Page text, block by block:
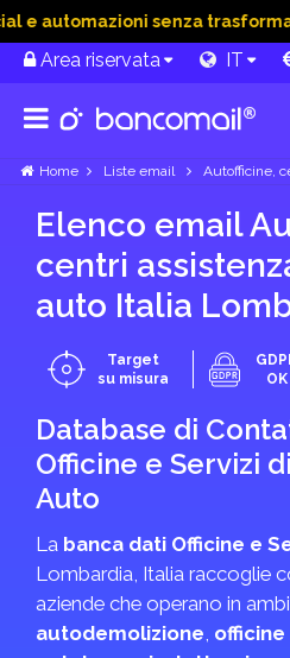
senza trasformare
Area riservata IT
Home Liste email Autofficine,
Elenco email
centri
auto Italia
Target
su misura
OK
Database di
Officine e Servizi
Auto
La banca dati Officine e
Lombardia, Italia raccoglie
aziende che operano in
autodemolizione,